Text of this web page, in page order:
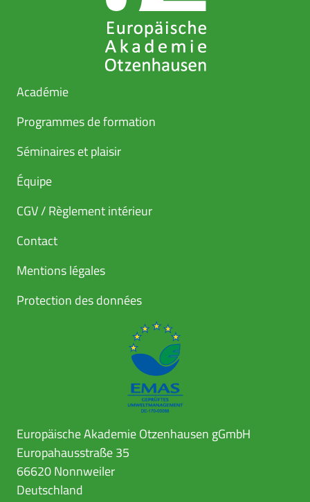
Académie
Programmes de formation
Séminaires et plaisir
Équipe
CGV / Règlement intérieur
Contact
Mentions légales
Protection des données
Europäische Akademie Otzenhausen gGmbH
Europahausstraße 35
66620 Nonnweiler
Deutschland